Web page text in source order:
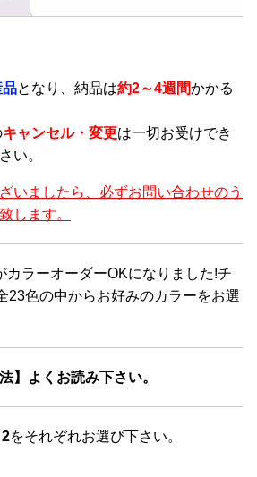
品となり、納品は約2～4週間かかる
キャンセル・変更は一切お受けでき
い。
いましたら、必ずお問い合わせのう
します。
カラーオーダーOKになりました!チ
23色の中からお好みのカラーをお選
】よくお読み下さい。
をそれぞれお選び下さい。